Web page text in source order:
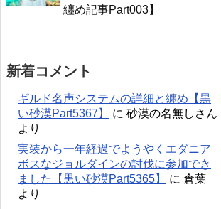
纏め記事Part003】
新着コメント
ギルド名声システムの詳細と纏め【黒
い砂漠Part5367】
に 砂漠の名無しさん
より
実装から一年経過でようやくエダニア
ボスなジョルダインの討伐に参加でき
ました【黒い砂漠Part5365】
に 倉葉
より